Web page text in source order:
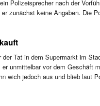
Polizeisprecher nach der
zunächst keine Angaben. Die
Tat in dem Supermarkt im
unmittelbar vor dem Geschäft
wich jedoch aus und blieb laut